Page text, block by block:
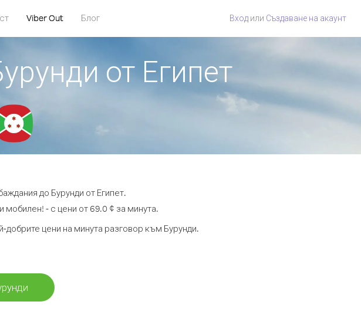
Viber Out Блог Вход или Създаване на акаунт
от Египет
до Бурунди от Египет.
мобилен! - с цени от 69.0 ¢ за минута.
добрите цени на минута разговор към Бурунди.